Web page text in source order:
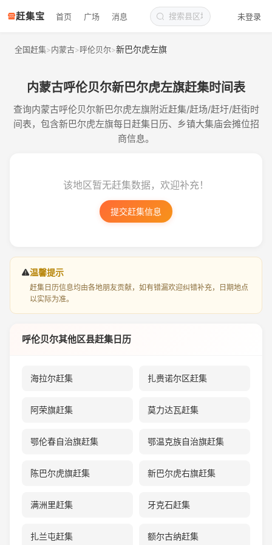
赶集宝 首页 广场 消息 未登录
全国赶集>内蒙古>呼伦贝尔>新巴尔虎左旗
内蒙古呼伦贝尔新巴尔虎左旗赶集时间表
查询内蒙古呼伦贝尔新巴尔虎左旗附近赶集/赶场/赶圩/赶街时
间表，包含新巴尔虎左旗每日赶集日历、乡镇大集庙会摊位招
商信息。
该地区暂无赶集数据，欢迎补充！
提交赶集信息
温馨提示
赶集日历信息均由各地朋友贡献，如有错漏欢迎纠错补充，日期地点
以实际为准。
呼伦贝尔其他区县赶集日历
海拉尔赶集 扎赉诺尔区赶集
阿荣旗赶集 莫力达瓦赶集
鄂伦春自治旗赶集 鄂温克族自治旗赶集
陈巴尔虎旗赶集 新巴尔虎右旗赶集
满洲里赶集 牙克石赶集
扎兰屯赶集 额尔古纳赶集